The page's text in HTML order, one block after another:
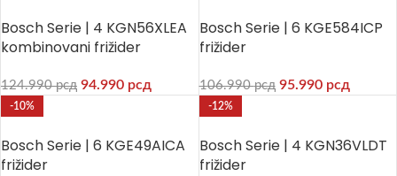
Bosch Serie | 4 KGN56XLEA
kombinovani frižider
124.990рсд 94.990 рсд
Bosch Serie | 6 KGE584ICP
frižider
106.990рсд 95.990 рсд
-10%
Bosch Serie | 6 KGE49AICA
frižider
-12%
Bosch Serie | 4 KGN36VLDT
frižider